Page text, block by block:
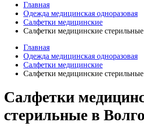
Главная
Одежда медицинская одноразовая
Салфетки медицинские
Салфетки медицинские стерильные
Главная
Одежда медицинская одноразовая
Салфетки медицинские
Салфетки медицинские стерильные
Салфетки
стерильные в